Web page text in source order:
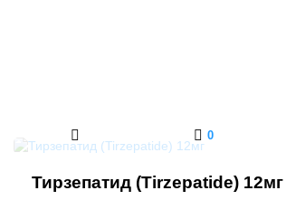
0
Тирзепатид (Tirzepatide) 12мг